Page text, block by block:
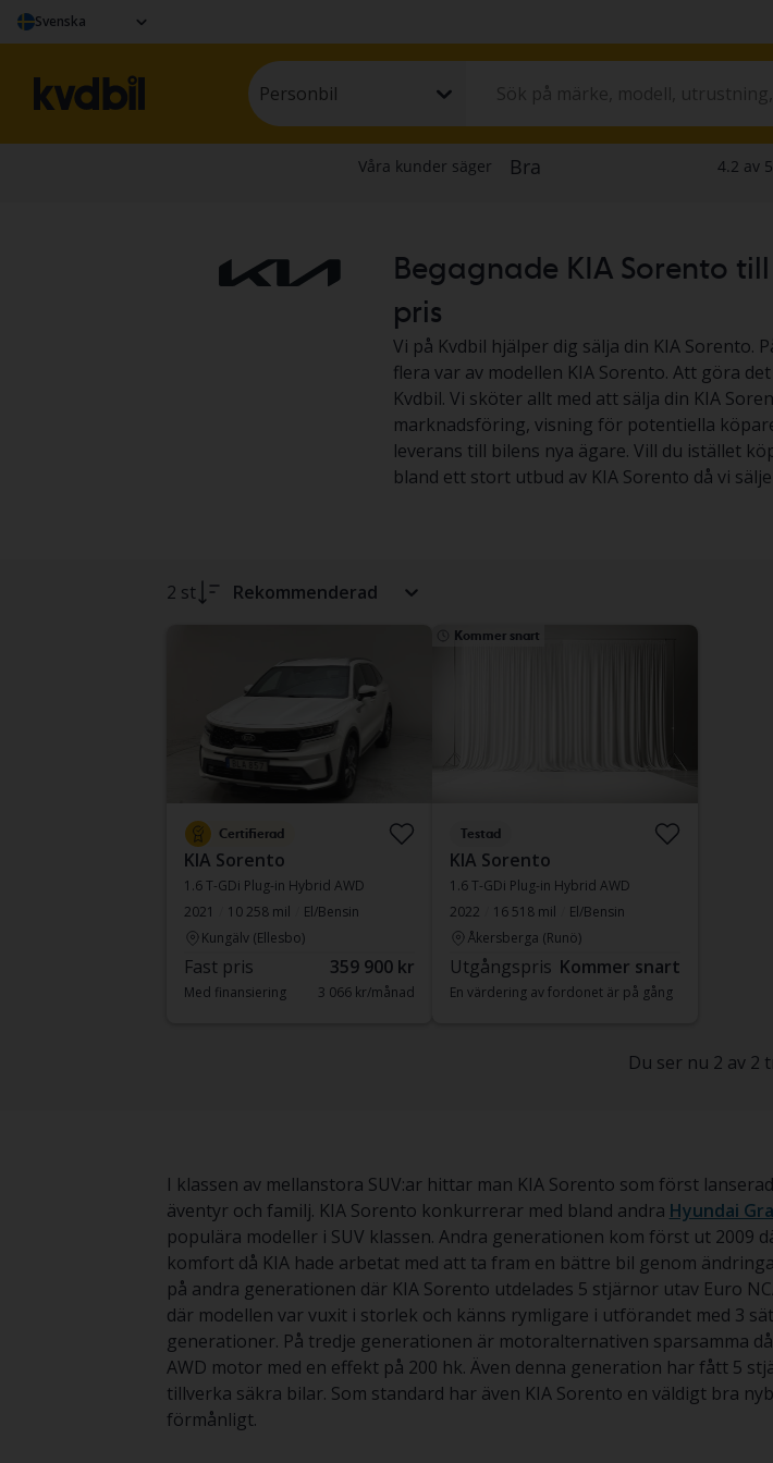
Svenska
Personbil
Begagnade KIA Sorento
pris
Vi på Kvdbil hjälper dig sälja din KIA Sorento.
flera var av modellen KIA Sorento. Att göra
Kvdbil. Vi sköter allt med att sälja din KIA
marknadsföring, visning för potentiella
leverans till bilens nya ägare. Vill du istället
bland ett stort utbud av KIA Sorento då vi
2 st Rekommenderad
Certifierad
KIA Sorento
1.6 T-GDi Plug-in Hybrid AWD
2021
10 258 mil
El/Bensin
Kungälv (Ellesbo)
Fast pris 359 900 kr
Med finansiering 3 066 kr/månad
Kommer snart
Testad
KIA Sorento
1.6 T-GDi Plug-in Hybrid AWD
2022
16 518 mil
El/Bensin
Åkersberga (Runö)
Utgångspris Kommer snart
En värdering av fordonet är på gång
Du ser nu 2 av 2
I klassen av mellanstora SUV:ar hittar man KIA Sorento som först
äventyr och familj. KIA Sorento konkurrerar med bland andra Hyundai
populära modeller i SUV klassen. Andra generationen kom först ut 2009
komfort då KIA hade arbetat med att ta fram en bättre bil genom
på andra generationen där KIA Sorento utdelades 5 stjärnor utav Euro
där modellen var vuxit i storlek och känns rymligare i utförandet med 3
generationer. På tredje generationen är motoralternativen sparsamma
AWD motor med en effekt på 200 hk. Även denna generation har fått 5
tillverka säkra bilar. Som standard har även KIA Sorento en väldigt bra
förmånligt.